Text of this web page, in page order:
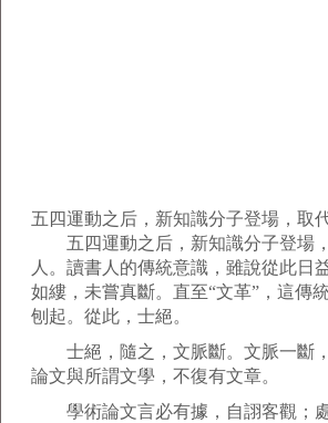
五四運動之后，新知識分子登場，取
五四運動之后，新知識分子登場
人。讀書人的傳統意識，雖說從此日
如縷，未嘗真斷。直至“文革”，這傳
刨起。從此，士絕。
士絕，隨之，文脈斷。文脈一斷
論文與所謂文學，不復有文章。
學術論文言必有據，自詡客觀；